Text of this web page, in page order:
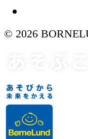
© 2026